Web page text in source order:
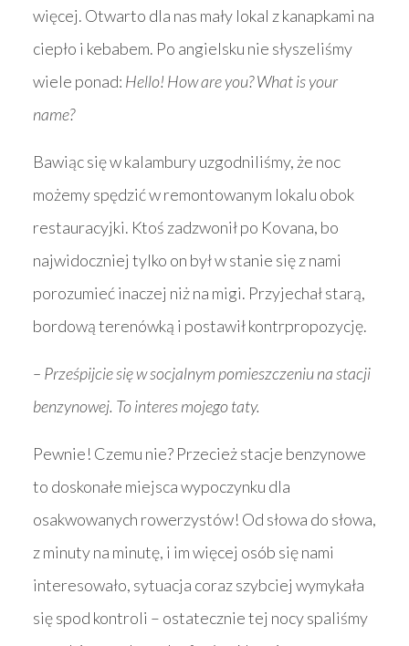
więcej. Otwarto dla nas mały lokal z kanapkami na
ciepło i kebabem. Po angielsku nie słyszeliśmy
wiele ponad: Hello! How are you? What is your
name?
Bawiąc się w kalambury uzgodniliśmy, że noc
możemy spędzić w remontowanym lokalu obok
restauracyjki. Ktoś zadzwonił po Kovana, bo
najwidoczniej tylko on był w stanie się z nami
porozumieć inaczej niż na migi. Przyjechał starą,
bordową terenówką i postawił kontrpropozycję.
– Prześpijcie się w socjalnym pomieszczeniu na stacji
benzynowej. To interes mojego taty.
Pewnie! Czemu nie? Przecież stacje benzynowe
to doskonałe miejsca wypoczynku dla
osakwowanych rowerzystów! Od słowa do słowa,
z minuty na minutę, i im więcej osób się nami
interesowało, sytuacja coraz szybciej wymykała
się spod kontroli – ostatecznie tej nocy spaliśmy